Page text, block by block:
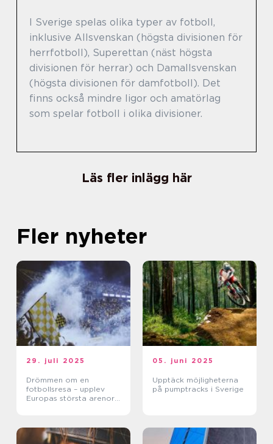
I Sverige spelas olika typer av fotboll,
inklusive Allsvenskan (högsta divisionen för
herrfotboll), Superettan (näst högsta
divisionen för herrar) och Damallsvenskan
(högsta divisionen för damfotboll). Det
finns också mindre ligor och amatörlag
som spelar fotboll i olika divisioner.
Läs fler inlägg här
Fler nyheter
29. juli 2025
Drömmen om en
fotbollsresa – upplev
Europas största arenor
05. juni 2025
Upptäck möjligheterna
på pumptracks i Sverige